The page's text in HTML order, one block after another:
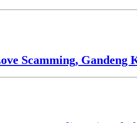
Scamming, Gandeng